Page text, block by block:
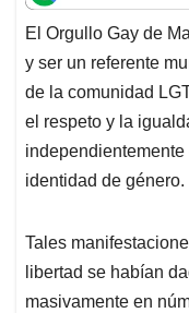
t
s
A
p
p
e
b
o
o
k
k
e
d
I
n
El Orgullo Gay de
y ser un referente
de la comunidad
el respeto y la
identidad de género.
Tales
libertad se habían
masivamente en